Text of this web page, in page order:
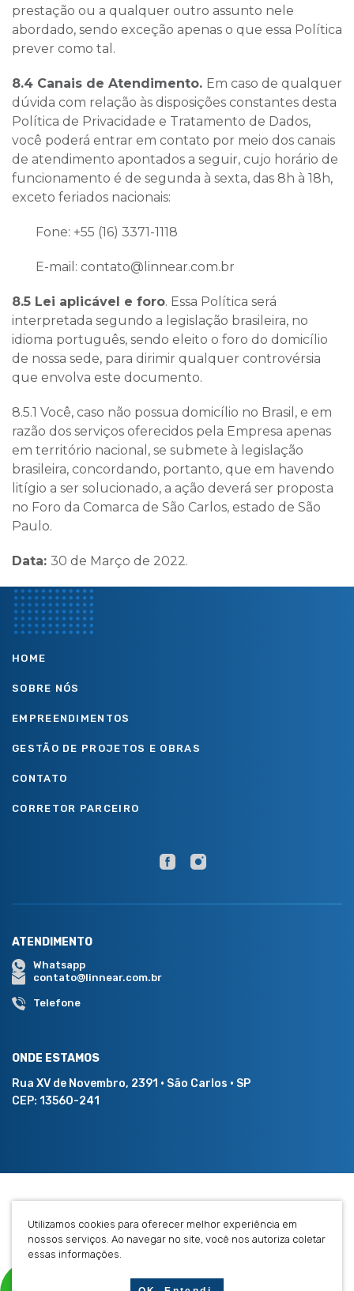
Utilizamos cookies para oferecer melhor experiência em
nossos serviços. Ao navegar no site, você nos autoriza coletar
essas informações.
prestação ou a qualquer outro assunto nele
abordado, sendo exceção apenas o que essa Política
prever como tal.
8.4 Canais de Atendimento. Em caso de qualquer
dúvida com relação às disposições constantes desta
Política de Privacidade e Tratamento de Dados,
você poderá entrar em contato por meio dos canais
de atendimento apontados a seguir, cujo horário de
funcionamento é de segunda à sexta, das 8h à 18h,
exceto feriados nacionais:
Fone: +55 (16) 3371-1118
E-mail: contato@linnear.com.br
8.5 Lei aplicável e foro. Essa Política será
interpretada segundo a legislação brasileira, no
idioma português, sendo eleito o foro do domicílio
de nossa sede, para dirimir qualquer controvérsia
que envolva este documento.
8.5.1 Você, caso não possua domicílio no Brasil, e em
razão dos serviços oferecidos pela Empresa apenas
em território nacional, se submete à legislação
brasileira, concordando, portanto, que em havendo
litígio a ser solucionado, a ação deverá ser proposta
no Foro da Comarca de São Carlos, estado de São
Paulo.
Data: 30 de Março de 2022.
HOME
SOBRE NÓS
EMPREENDIMENTOS
GESTÃO DE PROJETOS E OBRAS
CONTATO
CORRETOR PARCEIRO
ATENDIMENTO
Whatsapp
contato@linnear.com.br
Telefone
ONDE ESTAMOS
Rua XV de Novembro, 2391 • São Carlos • SP
CEP: 13560-241